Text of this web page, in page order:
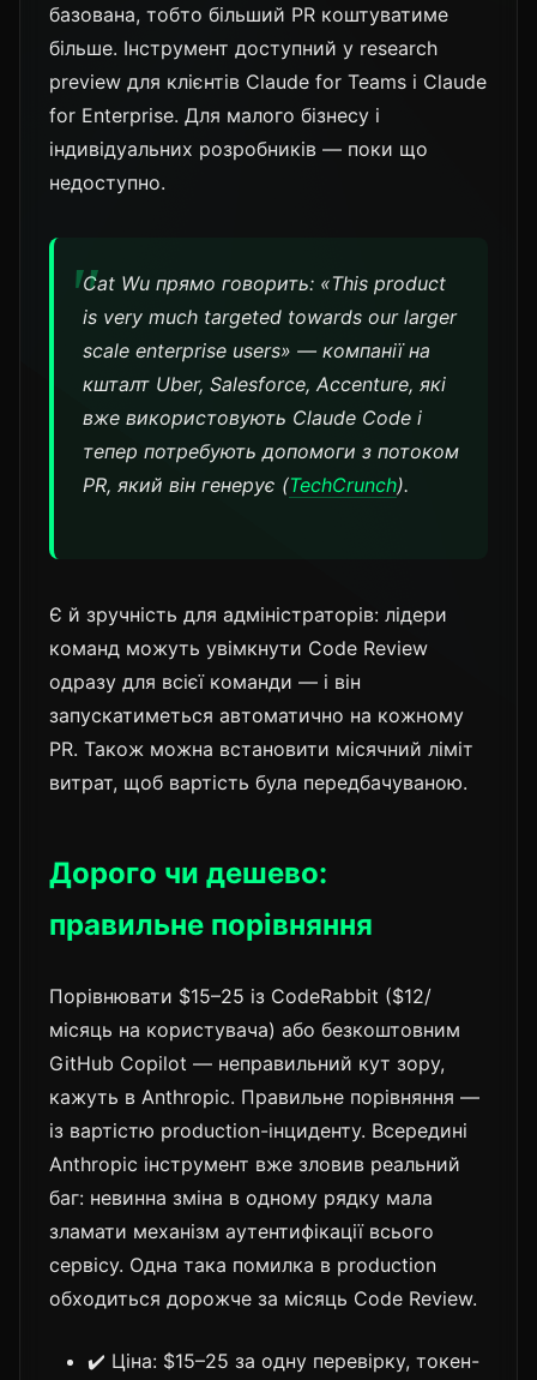
базована, тобто більший PR коштуватиме
більше. Інструмент доступний у research
preview для клієнтів Claude for Teams і Claude
for Enterprise. Для малого бізнесу і
індивідуальних розробників — поки що
недоступно.
Cat Wu прямо говорить: «This product
is very much targeted towards our larger
scale enterprise users» — компанії на
кшталт Uber, Salesforce, Accenture, які
вже використовують Claude Code і
тепер потребують допомоги з потоком
PR, який він генерує (TechCrunch).
Є й зручність для адміністраторів: лідери
команд можуть увімкнути Code Review
одразу для всієї команди — і він
запускатиметься автоматично на кожному
PR. Також можна встановити місячний ліміт
витрат, щоб вартість була передбачуваною.
Дорого чи дешево:
правильне порівняння
Порівнювати $15–25 із CodeRabbit ($12/
місяць на користувача) або безкоштовним
GitHub Copilot — неправильний кут зору,
кажуть в Anthropic. Правильне порівняння —
із вартістю production-інциденту. Всередині
Anthropic інструмент вже зловив реальний
баг: невинна зміна в одному рядку мала
зламати механізм аутентифікації всього
сервісу. Одна така помилка в production
обходиться дорожче за місяць Code Review.
✔️ Ціна: $15–25 за одну перевірку, токен-